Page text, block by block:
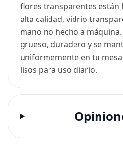
flores transparentes están
alta calidad, vidrio
mano no hecho a
grueso, duradero y se
uniformemente en tu
lisos para uso diario.